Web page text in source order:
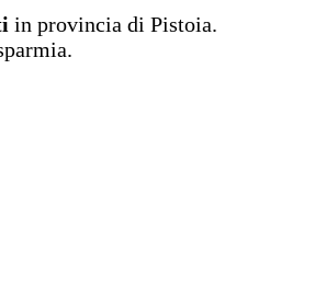
in provincia di Pistoia.